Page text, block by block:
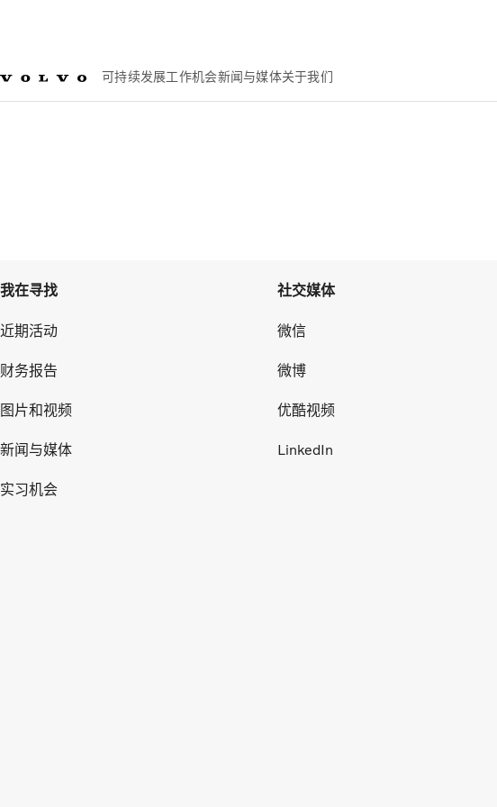
可持续发展工作机会新闻与媒体关于我们
我在寻找
近期活动
财务报告
图片和视频
新闻与媒体
实习机会
社交媒体
微信
微博
优酷视频
LinkedIn